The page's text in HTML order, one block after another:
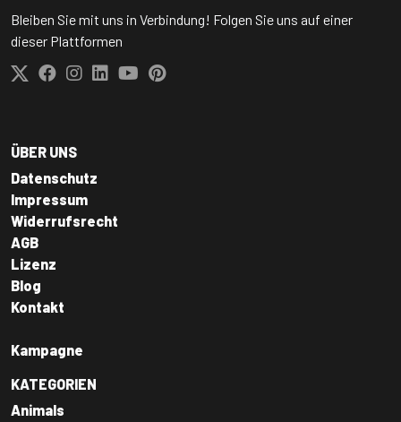
Bleiben Sie mit uns in Verbindung! Folgen Sie uns auf einer
dieser Plattformen
ÜBER UNS
Datenschutz
Impressum
Widerrufsrecht
AGB
Lizenz
Blog
Kontakt
Kampagne
KATEGORIEN
Animals